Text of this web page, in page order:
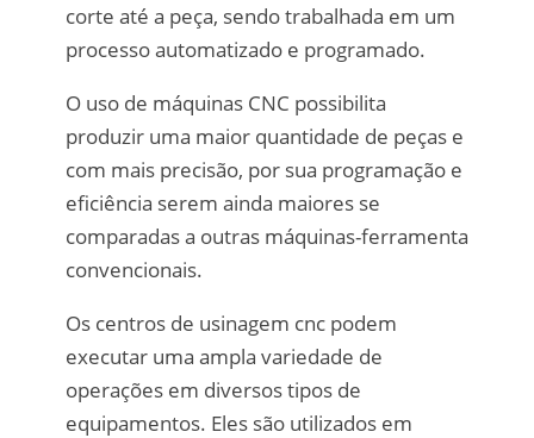
corte até a peça, sendo trabalhada em um
processo automatizado e programado.
O uso de máquinas CNC possibilita
produzir uma maior quantidade de peças e
com mais precisão, por sua programação e
eficiência serem ainda maiores se
comparadas a outras máquinas-ferramenta
convencionais.
Os centros de usinagem cnc podem
executar uma ampla variedade de
operações em diversos tipos de
equipamentos. Eles são utilizados em